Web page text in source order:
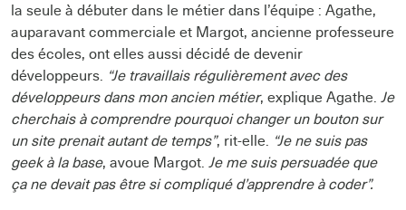
la seule à débuter dans le métier dans l’équipe : Agathe,
auparavant commerciale et Margot, ancienne professeure
des écoles, ont elles aussi décidé de devenir
développeurs. “Je travaillais régulièrement avec des
développeurs dans mon ancien métier, explique Agathe. Je
cherchais à comprendre pourquoi changer un bouton sur
un site prenait autant de temps”, rit-elle. “Je ne suis pas
geek à la base, avoue Margot. Je me suis persuadée que
ça ne devait pas être si compliqué d’apprendre à coder”.